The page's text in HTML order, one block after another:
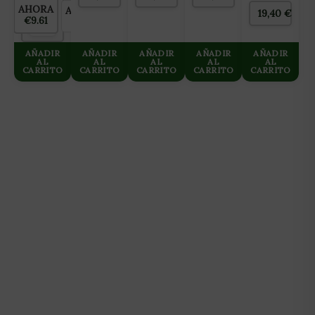
AHORA
€9.61
AHORRAS
AÑADIR
AL
CARRITO
AÑADIR
AL
CARRITO
AÑADIR
AL
CARRITO
AÑADIR
AL
CARRITO
100x100CM
19,40€
AÑADIR
AL
CARRITO